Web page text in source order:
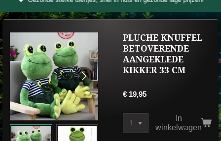
PLUCHE KNUFFEL
BETOVERENDE
AANGEKLEDE
KIKKER 33 CM
€ 19,95
In
winkelwagen